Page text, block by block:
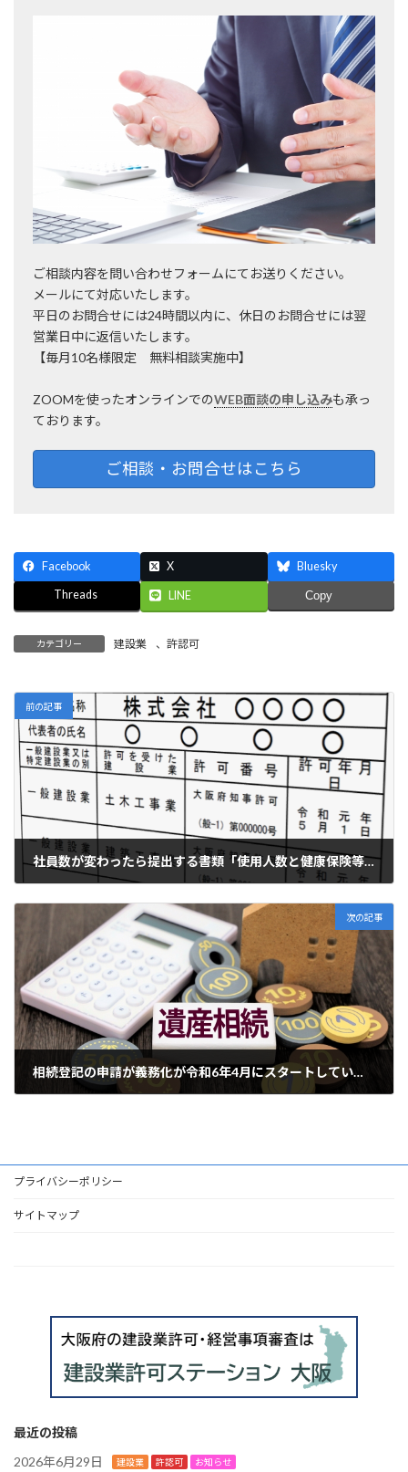
ご相談内容を問い合わせフォームにてお送りください。
メールにて対応いたします。
平日のお問合せには24時間以内に、休日のお問合せには翌
営業日中に返信いたします。
【毎月10名様限定 無料相談実施中】
ZOOMを使ったオンラインでのWEB面談の申し込みも承っ
ております。
ご相談・お問合せはこちら
Facebook X Bluesky
Threads LINE Copy
カテゴリー 建設業 、 許認可
前の記事
社員数が変わったら提出する書類「使用人数と健康保険等の加入状況」について
次の記事
相続登記の申請が義務化が令和6年4月にスタートしています
プライバシーポリシー
サイトマップ
最近の投稿
2026年6月29日
建設業 許認可 お知らせ